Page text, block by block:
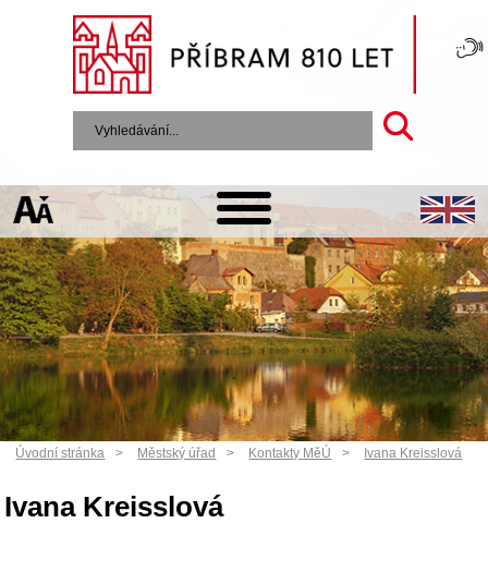
Úvodní stránka Městský úřad Kontakty MěÚ Ivana Kreisslová
Ivana Kreisslová